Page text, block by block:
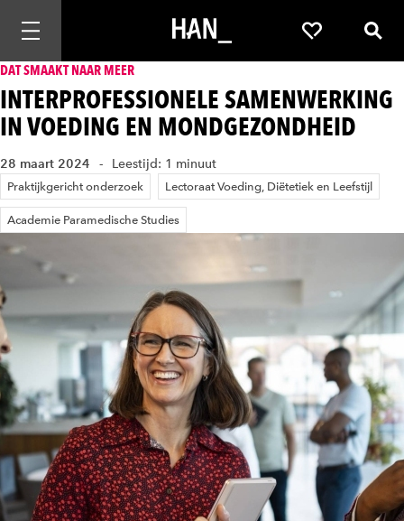
Mobiele navigatie openen Favorieten
DAT SMAAKT NAAR MEER
INTERPROFESSIONELE SAMENWERKING
IN VOEDING EN MONDGEZONDHEID
28 maart 2024 Leestijd: 1 minuut
Praktijkgericht onderzoek Lectoraat Voeding, Diëtetiek en Leefstijl
Academie Paramedische Studies